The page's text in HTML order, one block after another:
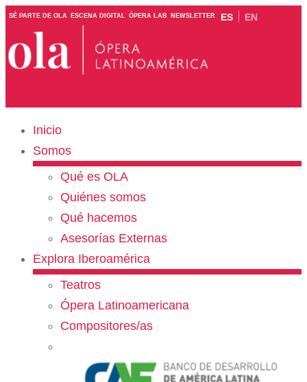
SÉ PARTE DE OLA ESCENA DIGITAL ÓPERA LAB NEWSLETTER ES EN
Inicio
Somos
Qué es OLA
Quiénes somos
Qué hacemos
Asesorías Externas
Explora Iberoamérica
Teatros
Ópera Latinoamericana
Compositores/as